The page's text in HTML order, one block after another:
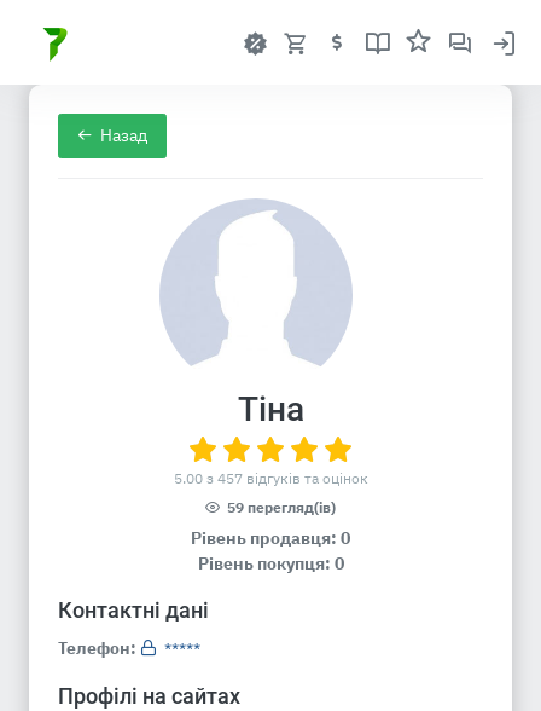
Назад
Тіна
5.00 з 457 відгуків та оцінок
59 перегляд(ів)
Рівень продавця: 0
Рівень покупця: 0
Контактні дані
Телефон: *****
Профілі на сайтах